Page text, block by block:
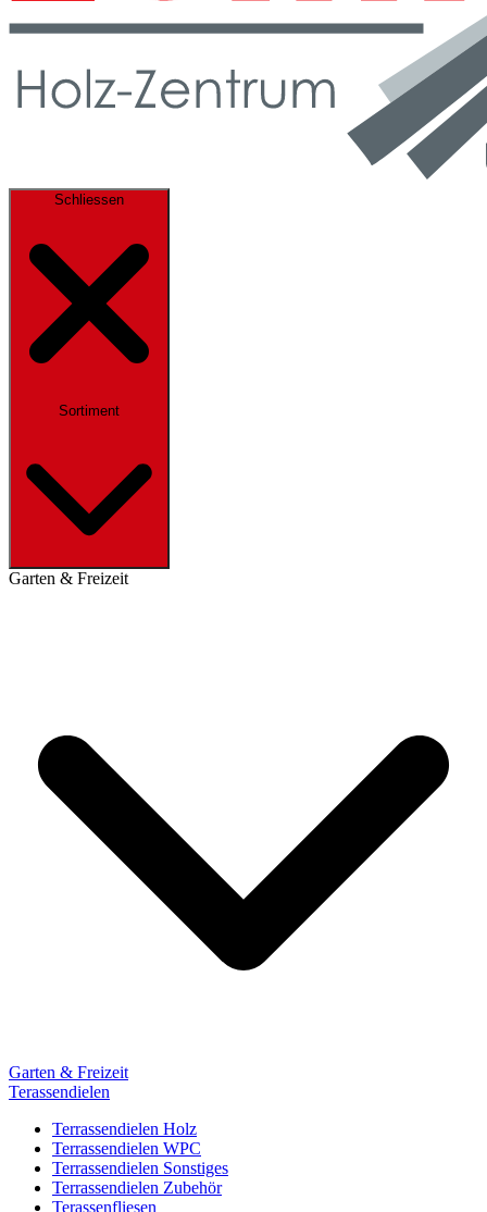
Schliessen
Sortiment
Garten & Freizeit
Garten & Freizeit
Terassendielen
Terrassendielen Holz
Terrassendielen WPC
Terrassendielen Sonstiges
Terrassendielen Zubehör
Terassenfliesen